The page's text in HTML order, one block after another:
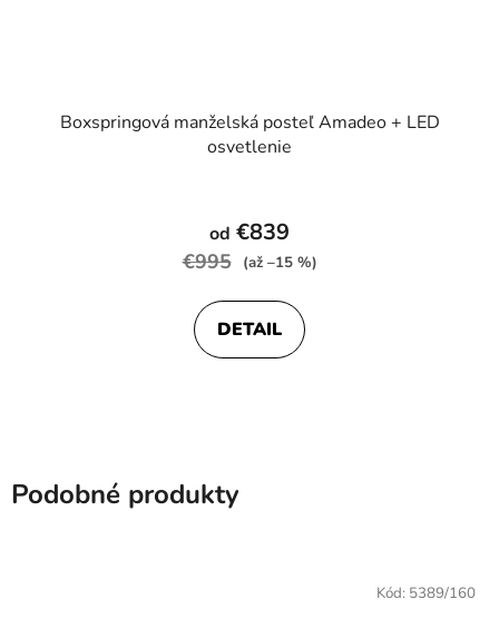
Boxspringová manželská posteľ Amadeo + LED
osvetlenie
hodnotenie
produktu
z
od €839
€995 (až –15 %)
DETAIL
Podobné produkty
Kód: 5389/160